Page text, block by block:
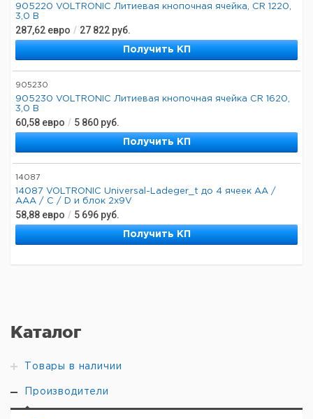
Каталог
Товары в наличии
Производители
905220 VOLTRONIC Литиевая кнопочная ячейка, CR 1220,
3,0 В
287,62 евро / 27 822 руб.
Получить КП
905230
905230 VOLTRONIC Литиевая кнопочная ячейка CR 1620,
3,0 В
60,58 евро / 5 860 руб.
Получить КП
14087
14087 VOLTRONIC Universal-Ladeger_t до 4 ячеек AA /
AAA / C / D и блок 2x9V
58,88 евро / 5 696 руб.
Получить КП